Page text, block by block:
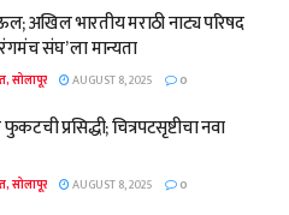
अखिल भारतीय मराठी नाट्य परिषद
संघ’ ला मान्यता
सोलापूर AUGUST 8, 2025 0
प्रसिद्धी; चित्रपटसृष्टीचा नवा
सोलापूर AUGUST 8, 2025 0